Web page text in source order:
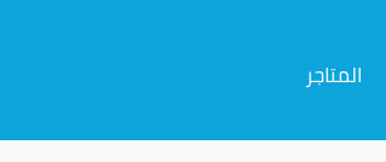
المتاجر